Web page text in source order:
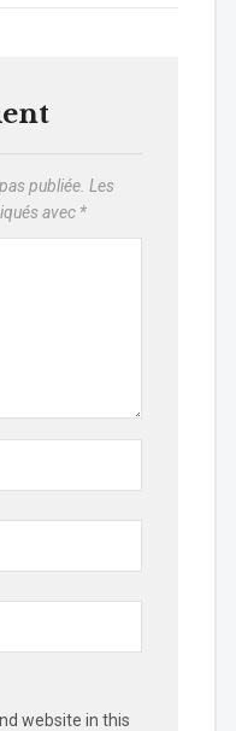
publiée. Les
avec *
website in this